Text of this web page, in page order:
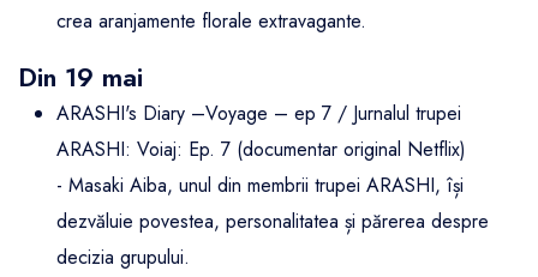
crea aranjamente florale extravagante.
Din 19 mai
ARASHI's Diary –Voyage – ep 7 / Jurnalul trupei
ARASHI: Voiaj: Ep. 7 (documentar original Netflix)
- Masaki Aiba, unul din membrii trupei ARASHI, își
dezvăluie povestea, personalitatea și părerea despre
decizia grupului.